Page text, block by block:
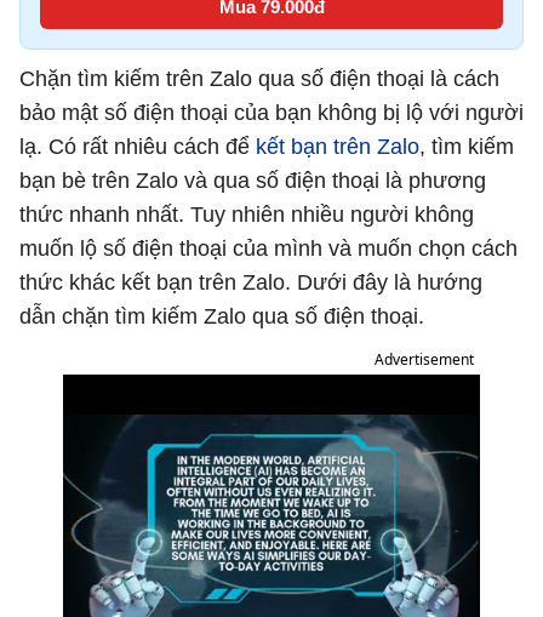
Mua 79.000đ
Chặn tìm kiếm trên Zalo qua số điện thoại là cách
bảo mật số điện thoại của bạn không bị lộ với người
lạ. Có rất nhiêu cách để kết bạn trên Zalo, tìm kiếm
bạn bè trên Zalo và qua số điện thoại là phương
thức nhanh nhất. Tuy nhiên nhiều người không
muốn lộ số điện thoại của mình và muốn chọn cách
thức khác kết bạn trên Zalo. Dưới đây là hướng
dẫn chặn tìm kiếm Zalo qua số điện thoại.
Advertisement